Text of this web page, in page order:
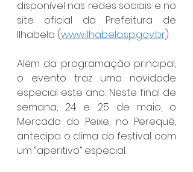
disponível nas redes sociais e no
site oficial da Prefeitura de
Ilhabela (www.ilhabela.sp.gov.br).
Além da programação principal,
o evento traz uma novidade
especial este ano. Neste final de
semana, 24 e 25 de maio, o
Mercado do Peixe, no Perequê,
antecipa o clima do festival com
um “aperitivo” especial.